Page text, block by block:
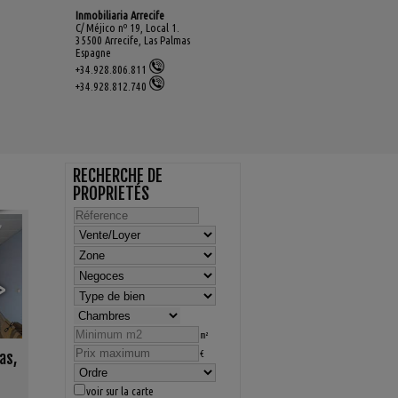
Inmobiliaria Arrecife
C/ Méjico nº 19, Local 1.
35500 Arrecife, Las Palmas
Espagne
+34.928.806.811
+34.928.812.740
🔗
RECHERCHE DE
PROPRIETÉS
m²
€
voir sur la carte